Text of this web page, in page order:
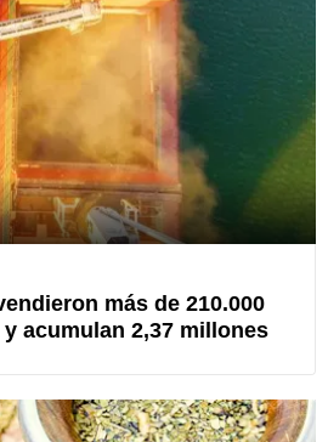
más de 210.000
acumulan 2,37 millones